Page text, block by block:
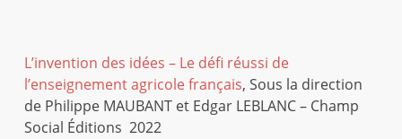
L’invention des idées – Le défi réussi de
l’enseignement agricole français, Sous la direction
de Philippe MAUBANT et Edgar LEBLANC – Champ
Social Éditions 2022